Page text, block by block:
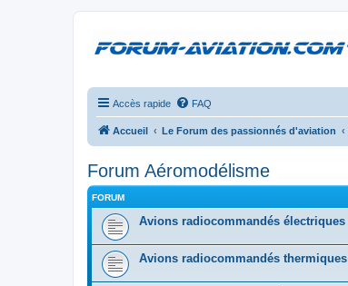
Accès rapide FAQ
Accueil Le Forum des passionnés d'aviation
Forum Aéromodélisme
FORUM
Avions radiocommandés électriques
Avions radiocommandés thermiques